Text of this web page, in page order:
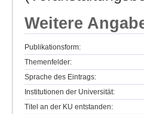
Weitere
Publikationsform:
Themenfelder:
Sprache des Eintrags:
Institutionen der Universität:
Titel an der KU entstanden: